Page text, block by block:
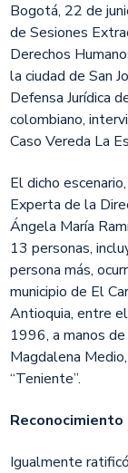
Bogotá, 22 de
de Sesiones
Derechos
la ciudad de San
Defensa Jurídica
colombiano,
Caso Vereda La
El dicho
Experta de la
Ángela María
13 personas,
persona más,
municipio de El
Antioquia, entre
1996, a manos
Magdalena
“Teniente”.
Igualmente